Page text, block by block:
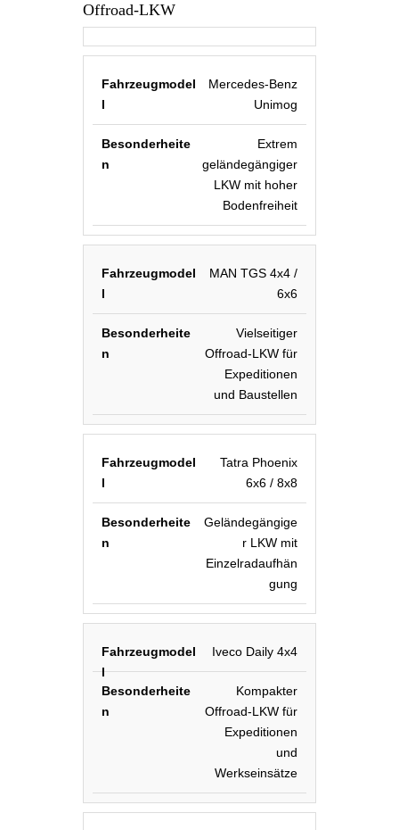
Offroad-LKW
Mercedes-Benz
Unimog
Extrem
geländegängiger
LKW mit hoher
Bodenfreiheit
MAN TGS 4x4 /
6x6
Vielseitiger
Offroad-LKW für
Expeditionen
und Baustellen
Tatra Phoenix
6x6 / 8x8
Geländegängige
r LKW mit
Einzelradaufhän
gung
Iveco Daily 4x4
Kompakter
Offroad-LKW für
Expeditionen
und
Werkseinsätze